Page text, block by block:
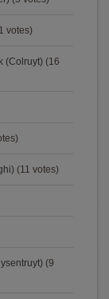
votes)
(Colruyt) (16
(11 votes)
(9